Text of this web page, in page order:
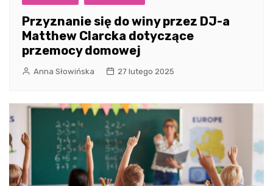
Przyznanie się do winy przez DJ-a
Matthew Clarcka dotyczące
przemocy domowej
Anna Słowińska 27 lutego 2025